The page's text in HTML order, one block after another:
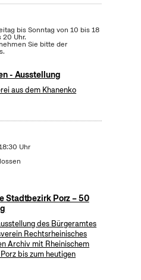
bis Sonntag von 10 bis 18
20 Uhr.
Sie bitte der
- Ausstellung
aus dem Khanenko
Uhr
Stadtbezirk Porz – 50
des Bürgeramtes
Rechtsrheinisches
Archiv mit Rheinischem
bis zum heutigen